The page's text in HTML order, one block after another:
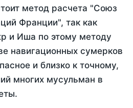
метод расчета "Союз
Франции", так как
и Иша по этому методу
навигационных сумерков
и близко к точному,
многих мусульман в